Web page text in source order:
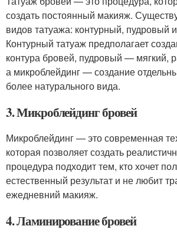
создать постоянный макияж.
видов татуажа: контурный, пудровый
Контурный татуаж предполагает
контура бровей, пудровый — мягкий,
а микроблейдинг — создание
более натурального вида.
3. Микроблейдинг бровей
Микроблейдинг — это современная
которая позволяет создать
процедура подходит тем, кто хочет
естественный результат и не любит
ежедневний макияж.
4. Ламинирование бровей